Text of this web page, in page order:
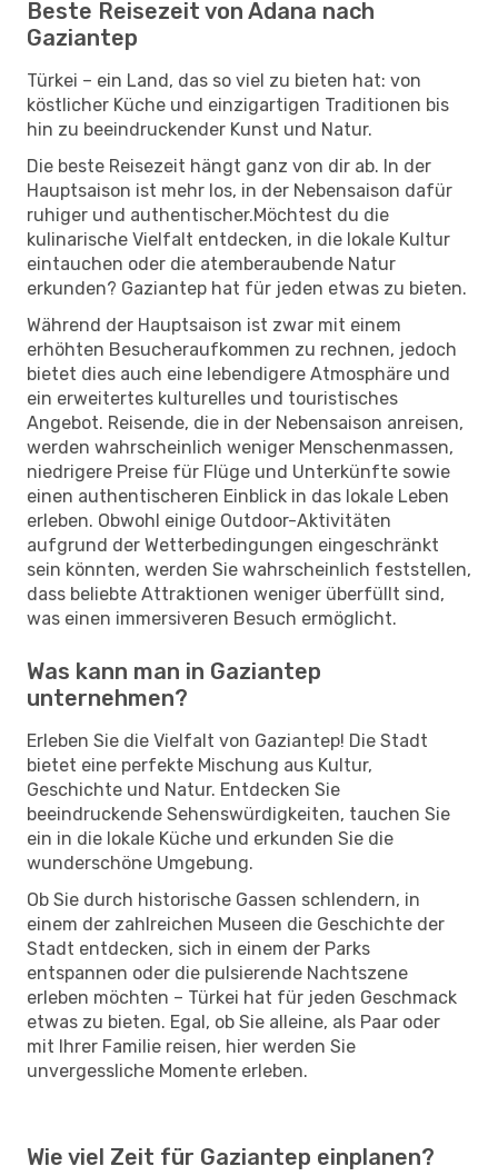
Beste Reisezeit von Adana nach
Gaziantep
Türkei – ein Land, das so viel zu bieten hat: von
köstlicher Küche und einzigartigen Traditionen bis
hin zu beeindruckender Kunst und Natur.
Die beste Reisezeit hängt ganz von dir ab. In der
Hauptsaison ist mehr los, in der Nebensaison dafür
ruhiger und authentischer.Möchtest du die
kulinarische Vielfalt entdecken, in die lokale Kultur
eintauchen oder die atemberaubende Natur
erkunden? Gaziantep hat für jeden etwas zu bieten.
Während der Hauptsaison ist zwar mit einem
erhöhten Besucheraufkommen zu rechnen, jedoch
bietet dies auch eine lebendigere Atmosphäre und
ein erweitertes kulturelles und touristisches
Angebot. Reisende, die in der Nebensaison anreisen,
werden wahrscheinlich weniger Menschenmassen,
niedrigere Preise für Flüge und Unterkünfte sowie
einen authentischeren Einblick in das lokale Leben
erleben. Obwohl einige Outdoor-Aktivitäten
aufgrund der Wetterbedingungen eingeschränkt
sein könnten, werden Sie wahrscheinlich feststellen,
dass beliebte Attraktionen weniger überfüllt sind,
was einen immersiveren Besuch ermöglicht.
Was kann man in Gaziantep
unternehmen?
Erleben Sie die Vielfalt von Gaziantep! Die Stadt
bietet eine perfekte Mischung aus Kultur,
Geschichte und Natur. Entdecken Sie
beeindruckende Sehenswürdigkeiten, tauchen Sie
ein in die lokale Küche und erkunden Sie die
wunderschöne Umgebung.
Ob Sie durch historische Gassen schlendern, in
einem der zahlreichen Museen die Geschichte der
Stadt entdecken, sich in einem der Parks
entspannen oder die pulsierende Nachtszene
erleben möchten – Türkei hat für jeden Geschmack
etwas zu bieten. Egal, ob Sie alleine, als Paar oder
mit Ihrer Familie reisen, hier werden Sie
unvergessliche Momente erleben.
Wie viel Zeit für Gaziantep einplanen?